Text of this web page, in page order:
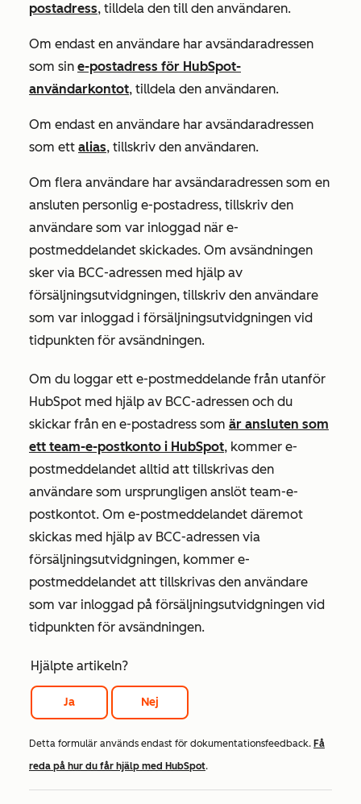
postadress, tilldela den till den användaren.
Om endast en användare har avsändaradressen
som sin e-postadress för HubSpot-
användarkontot, tilldela den användaren.
Om endast en användare har avsändaradressen
som ett alias, tillskriv den användaren.
Om flera användare har avsändaradressen som en
ansluten personlig e-postadress, tillskriv den
användare som var inloggad när e-
postmeddelandet skickades. Om avsändningen
sker via BCC-adressen med hjälp av
försäljningsutvidgningen, tillskriv den användare
som var inloggad i försäljningsutvidgningen vid
tidpunkten för avsändningen.
Om du loggar ett e-postmeddelande från utanför
HubSpot med hjälp av BCC-adressen och du
skickar från en e-postadress som är ansluten som
ett team-e-postkonto i HubSpot, kommer e-
postmeddelandet alltid att tillskrivas den
användare som ursprungligen anslöt team-e-
postkontot. Om e-postmeddelandet däremot
skickas med hjälp av BCC-adressen via
försäljningsutvidgningen, kommer e-
postmeddelandet att tillskrivas den användare
som var inloggad på försäljningsutvidgningen vid
tidpunkten för avsändningen.
Hjälpte artikeln?
Ja Nej
Detta formulär används endast för dokumentationsfeedback. Få
reda på hur du får hjälp med HubSpot.